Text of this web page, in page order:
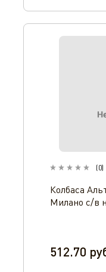
(0)
Колбаса
Милано с/в
512.70